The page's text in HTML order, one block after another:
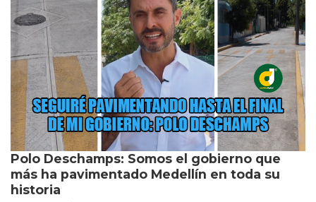
Polo Deschamps: Somos el gobierno que
más ha pavimentado Medellín en toda su
historia